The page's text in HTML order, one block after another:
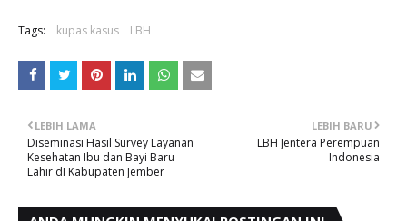
Tags: kupas kasus LBH
LEBIH BARU
LBH Jentera Perempuan
Indonesia
LEBIH LAMA
Diseminasi Hasil Survey Layanan
Kesehatan Ibu dan Bayi Baru
Lahir dI Kabupaten Jember